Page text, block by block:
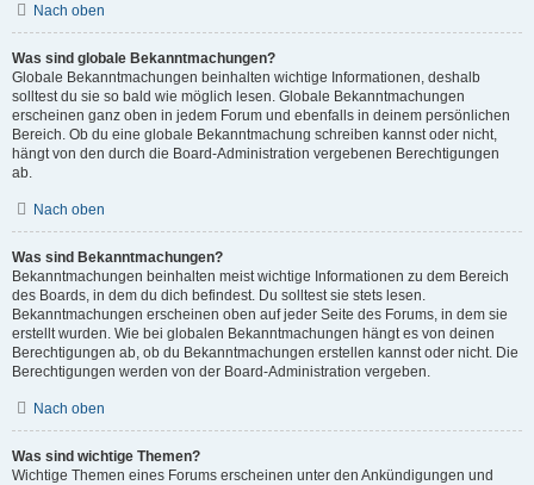
Nach oben
Was sind globale Bekanntmachungen?
Globale Bekanntmachungen beinhalten wichtige Informationen, deshalb
solltest du sie so bald wie möglich lesen. Globale Bekanntmachungen
erscheinen ganz oben in jedem Forum und ebenfalls in deinem persönlichen
Bereich. Ob du eine globale Bekanntmachung schreiben kannst oder nicht,
hängt von den durch die Board-Administration vergebenen Berechtigungen
ab.
Nach oben
Was sind Bekanntmachungen?
Bekanntmachungen beinhalten meist wichtige Informationen zu dem Bereich
des Boards, in dem du dich befindest. Du solltest sie stets lesen.
Bekanntmachungen erscheinen oben auf jeder Seite des Forums, in dem sie
erstellt wurden. Wie bei globalen Bekanntmachungen hängt es von deinen
Berechtigungen ab, ob du Bekanntmachungen erstellen kannst oder nicht. Die
Berechtigungen werden von der Board-Administration vergeben.
Nach oben
Was sind wichtige Themen?
Wichtige Themen eines Forums erscheinen unter den Ankündigungen und